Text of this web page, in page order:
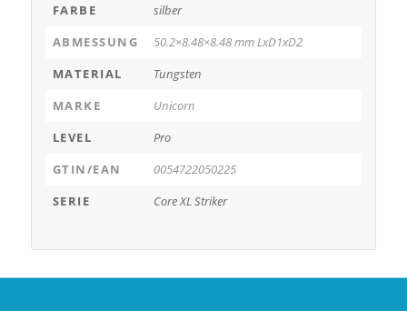
FARBE
silber
ABMESSUNG
50.2×8.48×8.48 mm LxD1xD2
MATERIAL
Tungsten
MARKE
Unicorn
LEVEL
Pro
GTIN/EAN
0054722050225
SERIE
Core XL Striker